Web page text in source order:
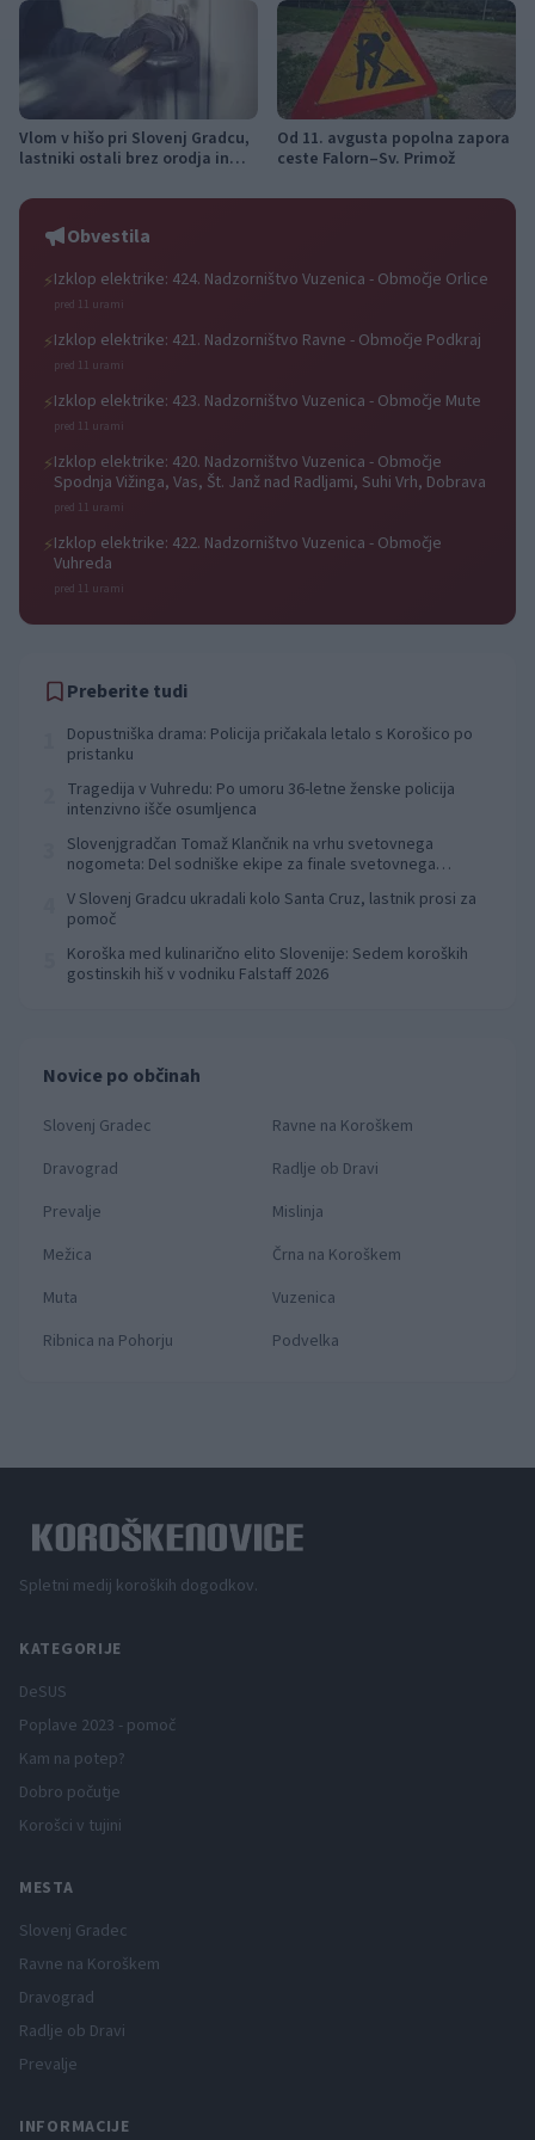
Vlom v hišo pri Slovenj Gradcu,
lastniki ostali brez orodja in
Od 11. avgusta popolna zapora
ceste Falorn–Sv. Primož
Obvestila
⚡Izklop elektrike: 424. Nadzorništvo Vuzenica - Območje Orlice
pred 11 urami
⚡Izklop elektrike: 421. Nadzorništvo Ravne - Območje Podkraj
pred 11 urami
⚡Izklop elektrike: 423. Nadzorništvo Vuzenica - Območje Mute
pred 11 urami
⚡Izklop elektrike: 420. Nadzorništvo Vuzenica - Območje
Spodnja Vižinga, Vas, Št. Janž nad Radljami, Suhi Vrh, Dobrava
pred 11 urami
⚡Izklop elektrike: 422. Nadzorništvo Vuzenica - Območje
Vuhreda
pred 11 urami
Preberite tudi
Dopustniška drama: Policija pričakala letalo s Korošico po
pristanku
Tragedija v Vuhredu: Po umoru 36-letne ženske policija
intenzivno išče osumljenca
Slovenjgradčan Tomaž Klančnik na vrhu svetovnega
nogometa: Del sodniške ekipe za finale svetovnega
V Slovenj Gradcu ukradali kolo Santa Cruz, lastnik prosi za
pomoč
Koroška med kulinarično elito Slovenije: Sedem koroških
gostinskih hiš v vodniku Falstaff 2026
Novice po občinah
Slovenj Gradec
Ravne na Koroškem
Dravograd
Radlje ob Dravi
Prevalje
Mislinja
Mežica
Črna na Koroškem
Muta
Vuzenica
Ribnica na Pohorju
Podvelka
Spletni medij koroških dogodkov.
KATEGORIJE
DeSUS
Poplave 2023 - pomoč
Kam na potep?
Dobro počutje
Korošci v tujini
MESTA
Slovenj Gradec
Ravne na Koroškem
Dravograd
Radlje ob Dravi
Prevalje
INFORMACIJE